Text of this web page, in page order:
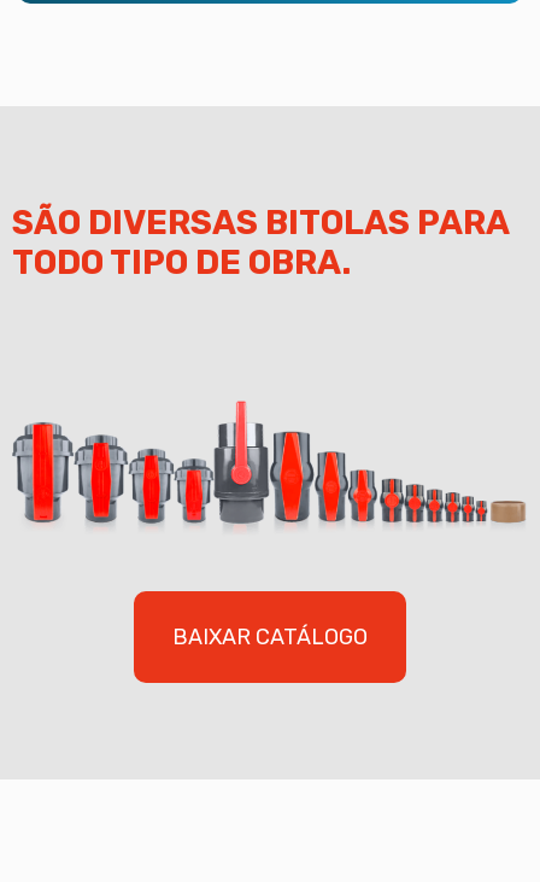
SÃO DIVERSAS BITOLAS PARA
TODO TIPO DE OBRA.
BAIXAR CATÁLOGO